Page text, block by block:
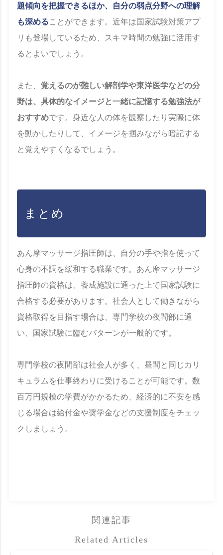
題傾向を把握できるほか、自分の弱点分野への理解
も深めることができます。近年は国家試験対策アプ
リも登場しているため、スキマ時間の勉強に活用す
るとよいでしょう。
また、覚えるのが難しい解剖学や東洋医学などの分
野は、具体的なイメージと一緒に記憶する勉強法が
おすすめです。身近な人の体を観察したり実際に体
を動かしたりして、イメージを掴みながら暗記する
と覚えやすくなるでしょう。
まとめ
あん摩マッサージ指圧師は、自分の手や指を使って
心身の不調を緩和する職業です。あん摩マッサージ
指圧師の資格は、養成施設に通った上で国家試験に
合格する必要があります。社会人として働きながら
資格取得を目指す場合は、専門学校の夜間部に通
い、国家試験に臨むパターンが一般的です。
専門学校の夜間部は社会人が多く、昼間と同じカリ
キュラムを仕事終わりに受けることが可能です。数
百万円規模の学費がかかるため、経済的に不安を感
じる場合は給付金や奨学金などの支援制度をチェッ
クしましょう。
関連記事
Related Articles